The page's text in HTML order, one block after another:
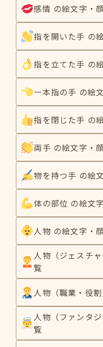
感情 の絵文字・
指を開いた手 の
指を立てた手 の
一本指の手 の絵
指を閉じた手 の
両手 の絵文字・
物を持つ手 の絵
体の部位 の絵文
人物 の絵文字・
人物（ジェスチ
覧
人物（職業・役
人物（ファンタ
覧